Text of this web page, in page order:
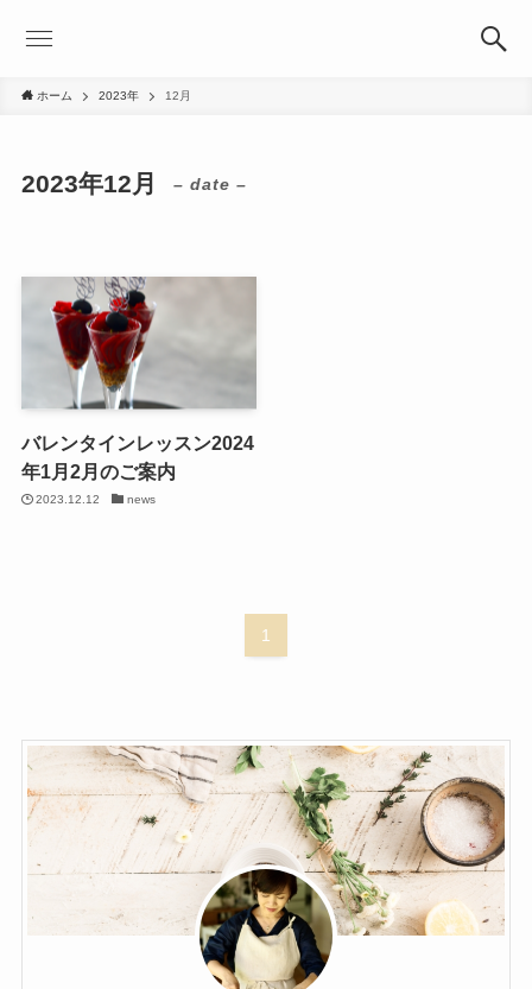
ホーム 2023年 12月
2023年12月 – date –
バレンタインレッスン2024
年1月2月のご案内
2023.12.12 news
1